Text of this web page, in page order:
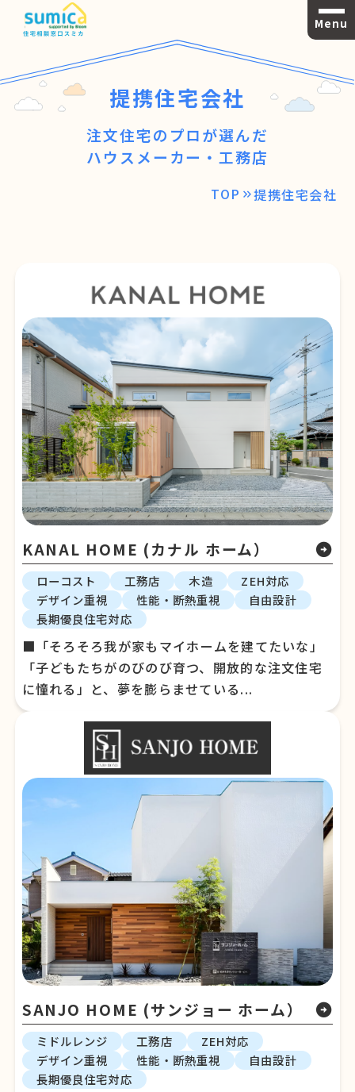
Menu
注文住宅のプロが選んだ
ハウスメーカー・工務店
提携住宅会社
TOP keyboard_double_arrow_right提携住宅会社
KANAL HOME (カナル ホーム） arrow_circle_right
ローコスト 工務店 木造
ZEH対応
デザイン重視
性能・断熱重視
自由設計
長期優良住宅対応
■「そろそろ我が家もマイホームを建てたいな」
「子どもたちがのびのび育つ、開放的な注文住宅
に憧れる」と、夢を膨らませている...
SANJO HOME (サンジョー ホーム） arrow_circle_right
ミドルレンジ 工務店
ZEH対応
デザイン重視
性能・断熱重視
自由設計
長期優良住宅対応